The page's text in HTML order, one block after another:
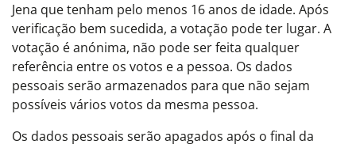
Jena que tenham pelo menos 16 anos de idade. Após
verificação bem sucedida, a votação pode ter lugar. A
votação é anónima, não pode ser feita qualquer
referência entre os votos e a pessoa. Os dados
pessoais serão armazenados para que não sejam
possíveis vários votos da mesma pessoa.
Os dados pessoais serão apagados após o final da